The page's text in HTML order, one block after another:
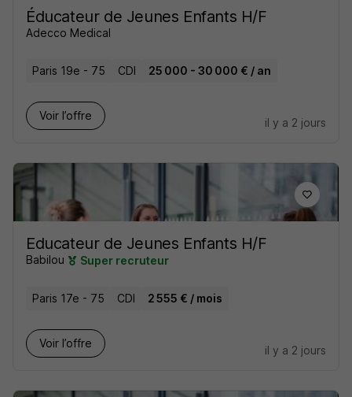
Éducateur de Jeunes Enfants H/F
Adecco Medical
Paris 19e - 75 CDI 25 000 - 30 000 € / an
Voir l’offre
il y a 2 jours
Educateur de Jeunes Enfants H/F
Babilou Super recruteur
Paris 17e - 75 CDI 2 555 € / mois
Voir l’offre
il y a 2 jours